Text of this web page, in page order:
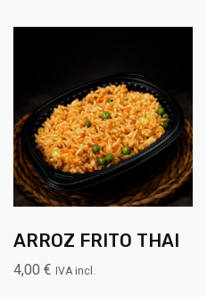
ARROZ FRITO THAI
4,00 € IVA incl.